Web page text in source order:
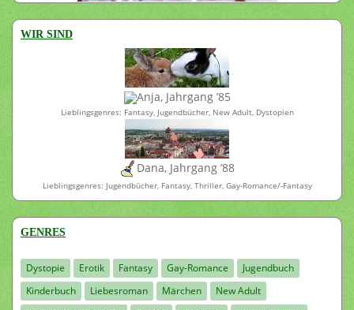
WIR SIND
Anja, Jahrgang ’85
Lieblingsgenres: Fantasy, Jugendbücher, New Adult, Dystopien
Dana, Jahrgang ’88
Lieblingsgenres: Jugendbücher, Fantasy, Thriller, Gay-Romance/-Fantasy
GENRES
Dystopie Erotik Fantasy Gay-Romance
Jugendbuch
Kinderbuch
Liebesroman Märchen
New Adult